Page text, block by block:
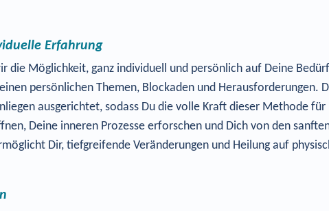
Erfahrung
die Möglichkeit, ganz individuell und persönlich auf Deine
persönlichen Themen, Blockaden und Herausforderungen.
ausgerichtet, sodass Du die volle Kraft dieser Methode
Deine inneren Prozesse erforschen und Dich von den
Dir, tiefgreifende Veränderungen und Heilung auf